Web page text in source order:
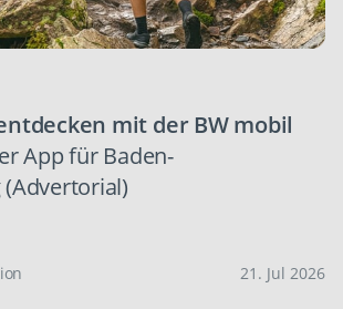
mit der BW mobil
App für Baden-
21. Jul 2026